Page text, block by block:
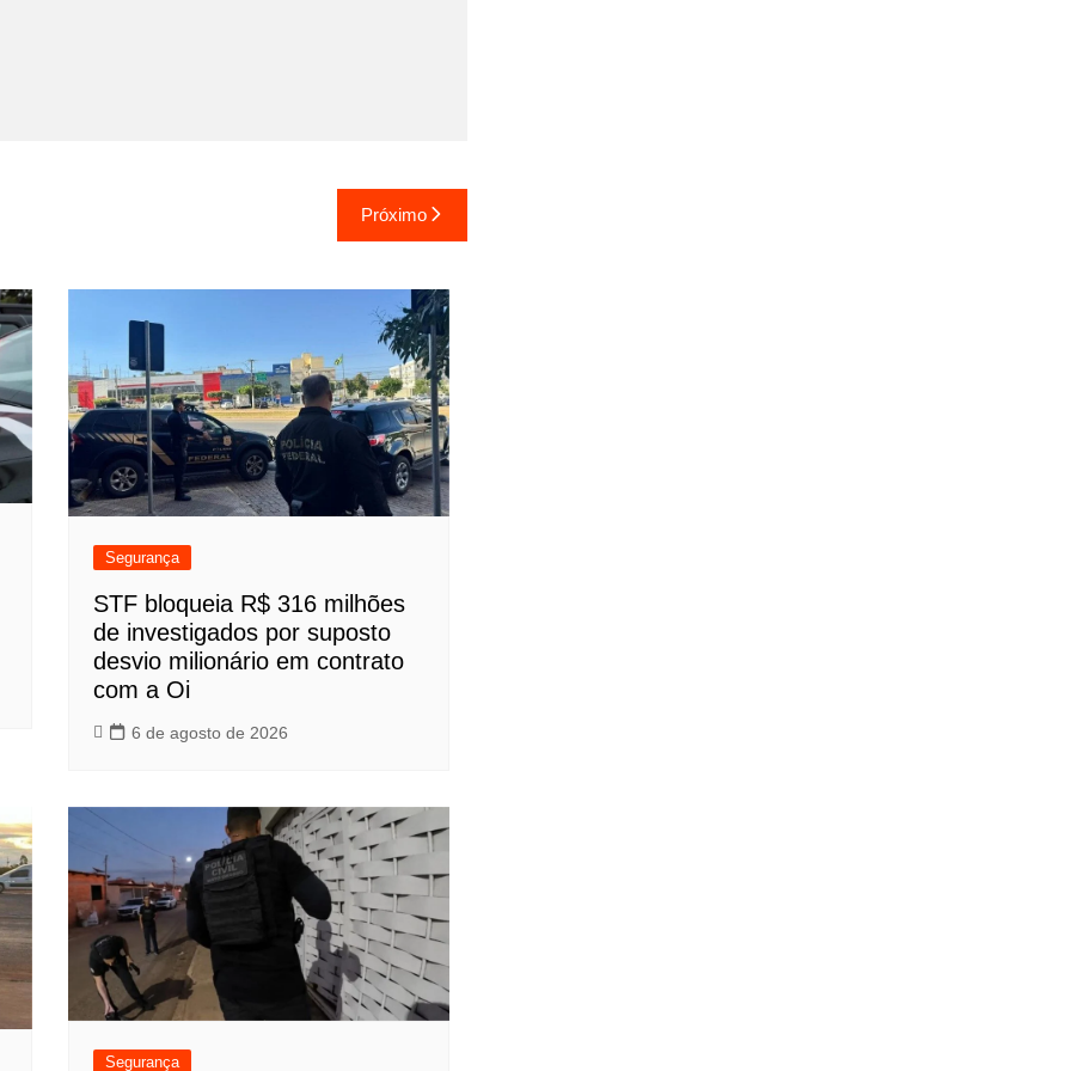
Próximo
Segurança
STF bloqueia R$ 316 milhões
de investigados por suposto
desvio milionário em contrato
com a Oi
6 de agosto de 2026
Segurança